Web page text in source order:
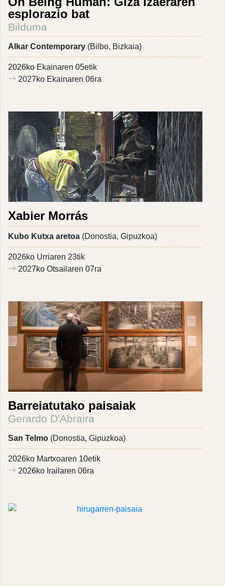
esplorazio bat
Bilduma
Alkar Contemporary (Bilbo, Bizkaia)
2026ko Ekainaren 05etik
2027ko Ekainaren 06ra
Xabier Morrás
Kubo Kutxa aretoa (Donostia, Gipuzkoa)
2026ko Urriaren 23tik
2027ko Otsailaren 07ra
Barreiatutako paisaiak
Gerardo D'Abraira
San Telmo (Donostia, Gipuzkoa)
2026ko Martxoaren 10etik
2026ko Irailaren 06ra